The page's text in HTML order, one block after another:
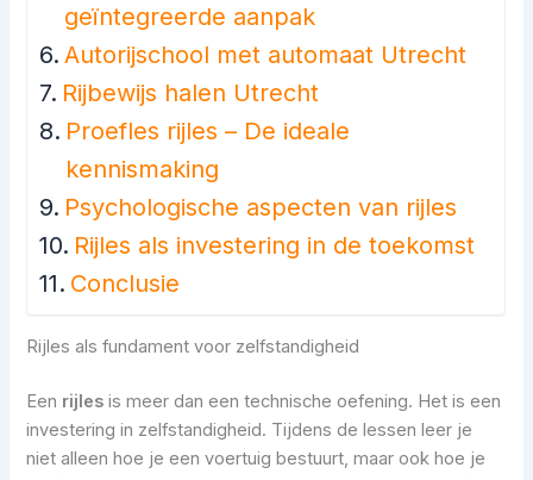
geïntegreerde aanpak
Autorijschool met automaat Utrecht
Rijbewijs halen Utrecht
Proefles rijles – De ideale
kennismaking
Psychologische aspecten van rijles
Rijles als investering in de toekomst
Conclusie
Rijles als fundament voor zelfstandigheid
Een rijles is meer dan een technische oefening. Het is een
investering in zelfstandigheid. Tijdens de lessen leer je
niet alleen hoe je een voertuig bestuurt, maar ook hoe je